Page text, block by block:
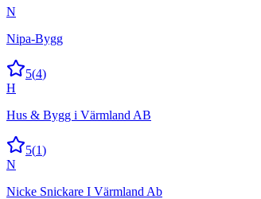
N
Nipa-Bygg
5(4)
H
Hus & Bygg i Värmland AB
5(1)
N
Nicke Snickare I Värmland Ab